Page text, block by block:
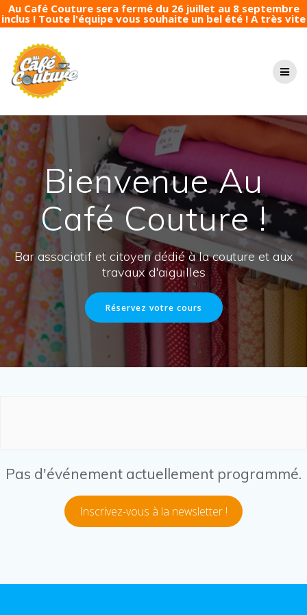
Au Café Couture sera fermé du 26 juillet au 8 septembre
inclus ! Toute l'équipe vous souhaite un bel été ! A très vite
Bienvenue Au
Café Couture !
Bar associatif et citoyen dédié à la couture et aux
travaux d'aiguilles
Réservez votre cours
Pas d'événement actuellement programmé.
Inscrivez-vous à la newsletter !